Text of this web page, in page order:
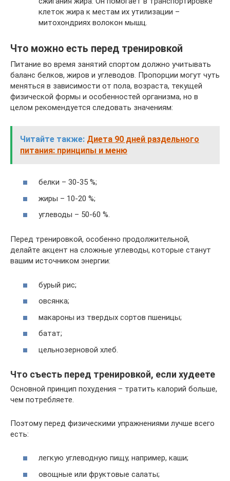
клеток жира к местам их утилизации –
митохондриях волокон мышц.
Что можно есть перед тренировкой
Питание во время занятий спортом должно учитывать
баланс белков, жиров и углеводов. Пропорции могут чуть
меняться в зависимости от пола, возраста, текущей
физической формы и особенностей организма, но в
целом рекомендуется следовать значениям:
Читайте также: Диета 90 дней раздельного
питания: принципы и меню
белки – 30-35 %;
жиры – 10-20 %;
углеводы – 50-60 %.
Перед тренировкой, особенно продолжительной,
делайте акцент на сложные углеводы, которые станут
вашим источником энергии:
бурый рис;
овсянка;
макароны из твердых сортов пшеницы;
батат;
цельнозерновой хлеб.
Что съесть перед тренировкой, если худеете
Основной принцип похудения – тратить калорий больше,
чем потребляете.
Поэтому перед физическими упражнениями лучше всего
есть:
легкую углеводную пищу, например, каши;
овощные или фруктовые салаты;